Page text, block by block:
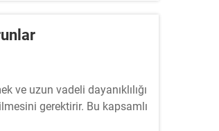
ve uzun vadeli dayanıklılığı
gerektirir. Bu kapsamlı